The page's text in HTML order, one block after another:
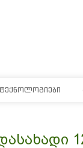
ᲢᲔᲥᲜᲝᲚᲝᲒᲘᲔᲑᲘ